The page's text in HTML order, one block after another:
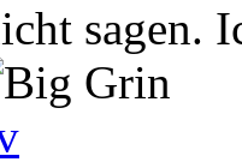
sagen.